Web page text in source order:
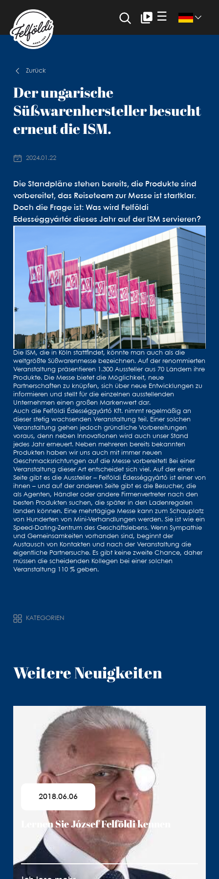
☰
Zurück
Der ungarische
Süßwarenhersteller besucht
erneut die ISM.
2024.01.22
Die Standpläne stehen bereits, die Produkte sind
vorbereitet, das Reiseteam zur Messe ist startklar.
Doch die Frage ist: Was wird Felföldi
Edességgyártór dieses Jahr auf der ISM servieren?
Die ISM, die in Köln stattfindet, könnte man auch als die
weltgrößte Süßwarenmesse bezeichnen. Auf der renommierten
Veranstaltung präsentieren 1.300 Aussteller aus 70 Ländern ihre
Produkte. Die Messe bietet die Möglichkeit, neue
Partnerschaften zu knüpfen, sich über neue Entwicklungen zu
informieren und stellt für die einzelnen ausstellenden
Unternehmen einen großen Markenwert dar.
Auch die Felföldi Édességgyártó Kft. nimmt regelmäßig an
dieser stetig wachsenden Veranstaltung teil. Einer solchen
Veranstaltung gehen jedoch gründliche Vorbereitungen
voraus, denn neben Innovationen wird auch unser Stand
jedes Jahr erneuert. Neben mehreren bereits bekannten
Produkten haben wir uns auch mit immer neuen
Geschmacksrichtungen auf die Messe vorbereitet! Bei einer
Veranstaltung dieser Art entscheidet sich viel. Auf der einen
Seite gibt es die Aussteller – Felföldi Édességgyártó ist einer von
ihnen – und auf der anderen Seite gibt es die Besucher, die
als Agenten, Händler oder andere Firmenvertreter nach den
besten Produkten suchen, die später in den Ladenregalen
landen können. Eine mehrtägige Messe kann zum Schauplatz
von Hunderten von Mini-Verhandlungen werden. Sie ist wie ein
Speed-Dating-Zentrum des Geschäftslebens. Wenn Sympathie
und Gemeinsamkeiten vorhanden sind, beginnt der
Austausch von Kontakten und nach der Veranstaltung die
eigentliche Partnersuche. Es gibt keine zweite Chance, daher
müssen die scheidenden Kollegen bei einer solchen
Veranstaltung 110 % geben.
KATEGORIEN
Weitere Neuigkeiten
2018.06.06
Lernen Sie József Felföldi kennen